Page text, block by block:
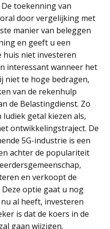
toekenning van
door vergelijking met
manier van beleggen
en geeft u een
huis niet investeren
interessant wanneer het
niet te hoge bedragen,
van de rekenhulp
de Belastingdienst. Zo
ludiek getal kiezen als,
ontwikkelingstraject. De
5G-industrie is een
achter de populariteit
en verkoopt de
optie gaat u nog
al heeft, investeren
is dat de koers in de
gaan wijzigen.